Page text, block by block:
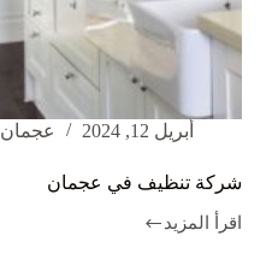
أبريل 12, 2024 عجمان
شركة تنظيف في عجمان
اقرأ المزيد
شركة